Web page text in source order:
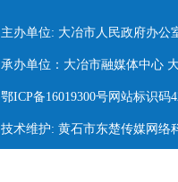
主办单位: 大冶市人民政府办公
承办单位：大冶市融媒体中心
鄂ICP备16019300号网站标识码
技术维护: 黄石市东楚传媒网络